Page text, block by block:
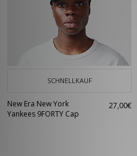
SCHNELLKAUF
New Era New York
Yankees 9FORTY Cap
27,00€